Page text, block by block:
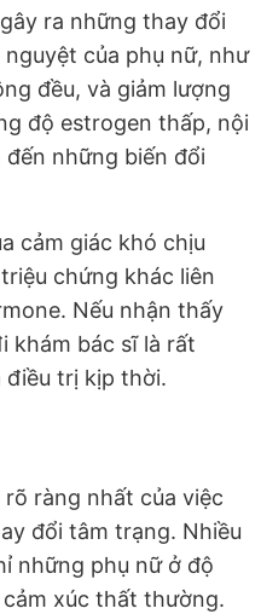
ra những thay đổi
của phụ nữ, như
đều, và giảm lượng
độ estrogen thấp, nội
những biến đổi
cảm giác khó chịu
chứng khác liên
Nếu nhận thấy
khám bác sĩ là rất
điều trị kịp thời.
ràng nhất của việc
đổi tâm trạng. Nhiều
những phụ nữ ở độ
xúc thất thường.